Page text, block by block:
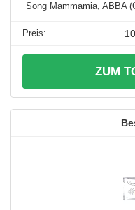
Song Mammamia, ABBA
ZUM